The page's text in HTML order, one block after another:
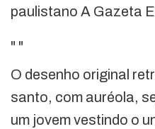
paulistano A Gazeta
" "
O desenho original
santo, com auréola,
um jovem vestindo o